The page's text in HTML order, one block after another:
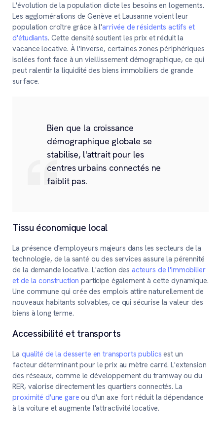
L'évolution de la population dicte les besoins en logements.
Les agglomérations de Genève et Lausanne voient leur
population croître grâce à l'arrivée de résidents actifs et
d'étudiants. Cette densité soutient les prix et réduit la
vacance locative. À l'inverse, certaines zones périphériques
isolées font face à un vieillissement démographique, ce qui
peut ralentir la liquidité des biens immobiliers de grande
surface.
Bien que la croissance
démographique globale se
stabilise, l'attrait pour les
centres urbains connectés ne
faiblit pas.
Tissu économique local
La présence d'employeurs majeurs dans les secteurs de la
technologie, de la santé ou des services assure la pérennité
de la demande locative. L'action des acteurs de l'immobilier
et de la construction participe également à cette dynamique.
Une commune qui crée des emplois attire naturellement de
nouveaux habitants solvables, ce qui sécurise la valeur des
biens à long terme.
Accessibilité et transports
Laqualité de la desserte en transports publics est un
facteur déterminant pour le prix au mètre carré. L'extension
des réseaux, comme le développement du tramway ou du
RER, valorise directement les quartiers connectés. La
proximité d'une gare ou d'un axe fort réduit la dépendance
à la voiture et augmente l'attractivité locative.